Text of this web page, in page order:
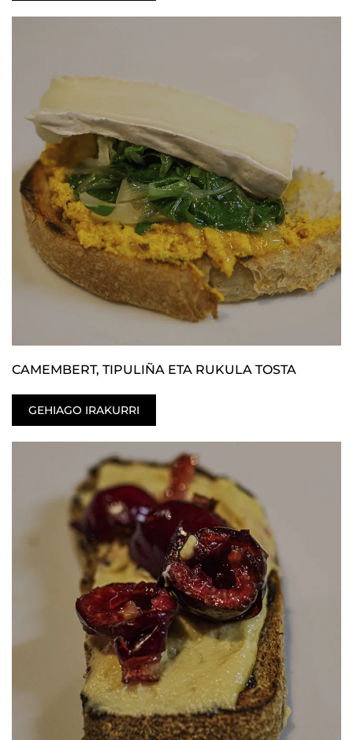
CAMEMBERT, TIPULIÑA ETA RUKULA TOSTA
GEHIAGO IRAKURRI